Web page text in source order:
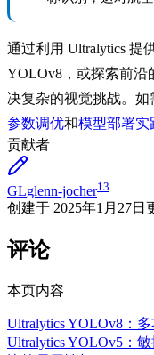
通过利用 Ultralytics 提
YOLOv8，或探索前沿
决复杂的视觉挑战。
参数调优和模型部署实
贡献者
GLglenn-jocher13
创建于 2025年1月27日
评论
本页内容
Ultralytics YOLOv8：
Ultralytics YOLOv5：